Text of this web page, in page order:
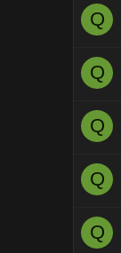
Q
Q
Q
Q
Q